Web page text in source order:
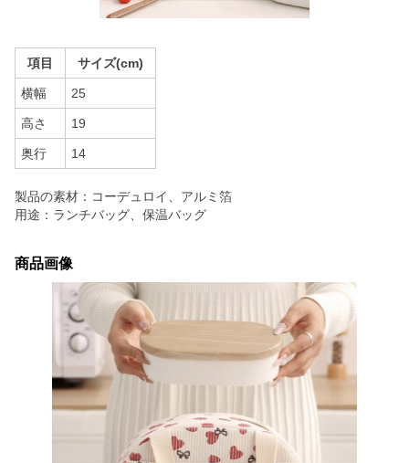
項目 サイズ(cm)
横幅 25
高さ 19
奥行 14
製品の素材：コーデュロイ、アルミ箔
用途：ランチバッグ、保温バッグ
商品画像